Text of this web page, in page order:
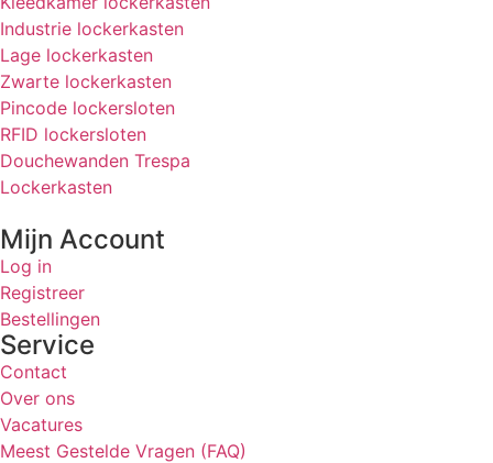
Industrie lockerkasten
Lage lockerkasten
Zwarte lockerkasten
Pincode lockersloten
RFID lockersloten
Douchewanden Trespa
Lockerkasten
Mijn Account
Log in
Registreer
Bestellingen
Service
Contact
Over ons
Vacatures
Meest Gestelde Vragen (FAQ)